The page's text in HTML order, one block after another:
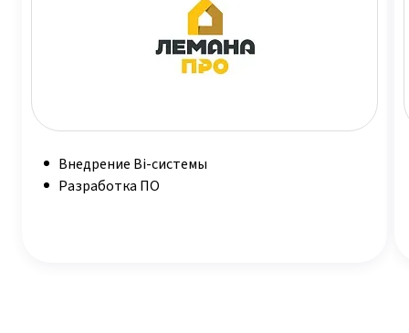
Внедрение Bi-системы
Разработка ПО